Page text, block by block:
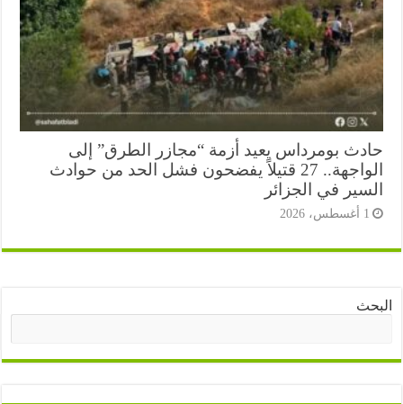
بومرداس يعيد أزمة “مجازر الطرق” إلى
الواجهة.. 27 قتيلاً يفضحون فشل الحد من حوادث
في الجزائر